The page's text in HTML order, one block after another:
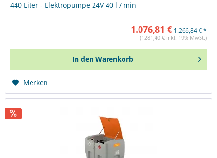
440 Liter - Elektropumpe 24V 40 l / min
1.076,81 € 1.266,84 € *
(1281,40 € inkl. 19% MwSt.)
In den Warenkorb
Merken